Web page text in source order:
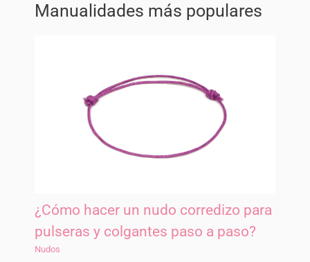
Manualidades más populares
¿Cómo hacer un nudo corredizo para
pulseras y colgantes paso a paso?
Nudos